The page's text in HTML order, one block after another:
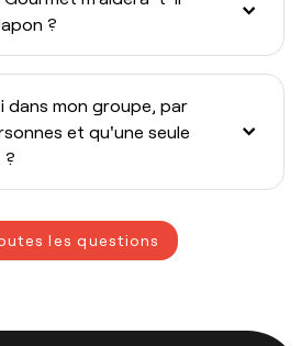
?
dans mon groupe, par
et qu'une seule
?
les questions